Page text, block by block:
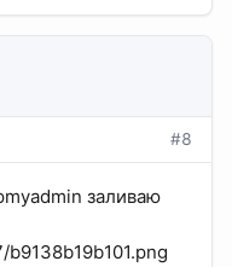
#8
заливаю